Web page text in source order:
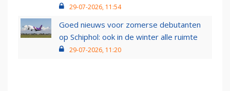
29-07-2026, 11:54
Goed nieuws voor zomerse debutanten
op Schiphol: ook in de winter alle ruimte
29-07-2026, 11:20